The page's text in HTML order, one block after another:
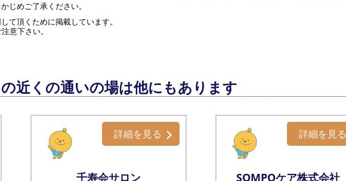
じめご了承ください。
て頂くために掲載しています。
意下さい。
近くの通いの場は他にもあります
千寿会サロン
詳細を見る
SOMPOケア株式会社
詳細を見る